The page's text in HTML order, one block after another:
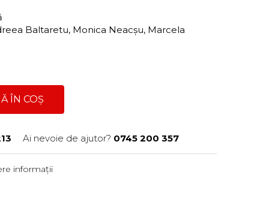
Baltaretu, Monica Neacşu, Marcela
ÎN COȘ
Ai nevoie de ajutor? 0745 200 357
informații